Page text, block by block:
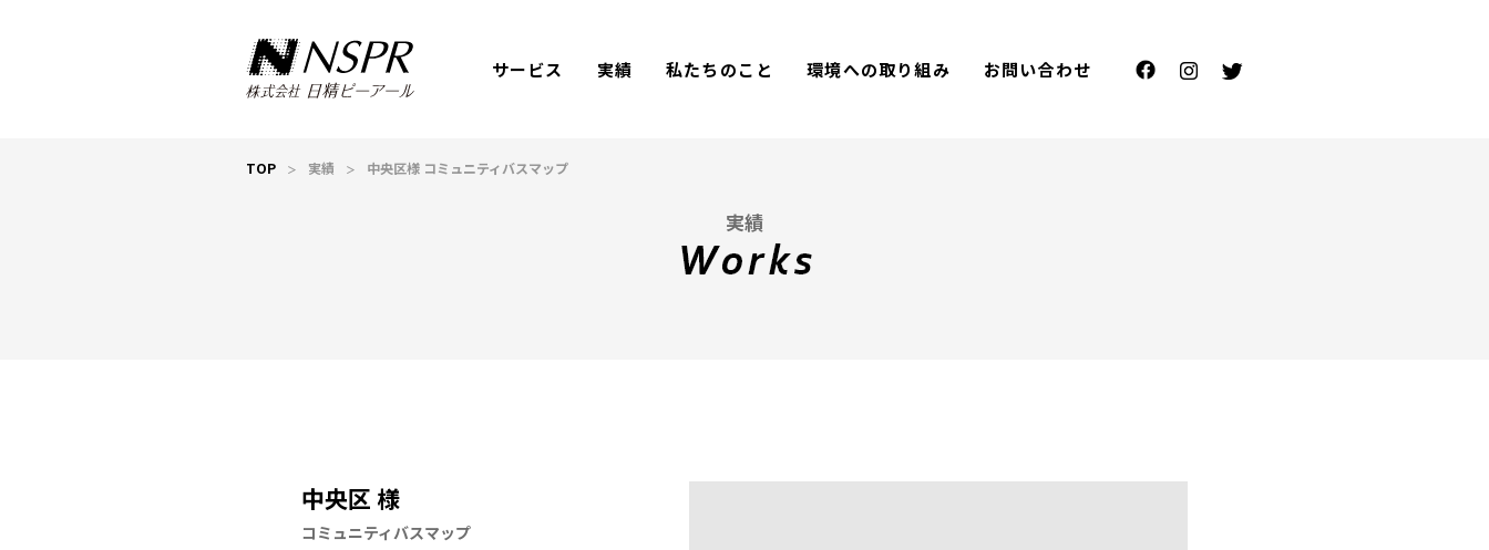
サービス 実績 私たちのこと 環境への取り組み お問い合わせ
TOP 実績 中央区様 コミュニティバスマップ
実績
中央区 様
コミュニティバスマップ